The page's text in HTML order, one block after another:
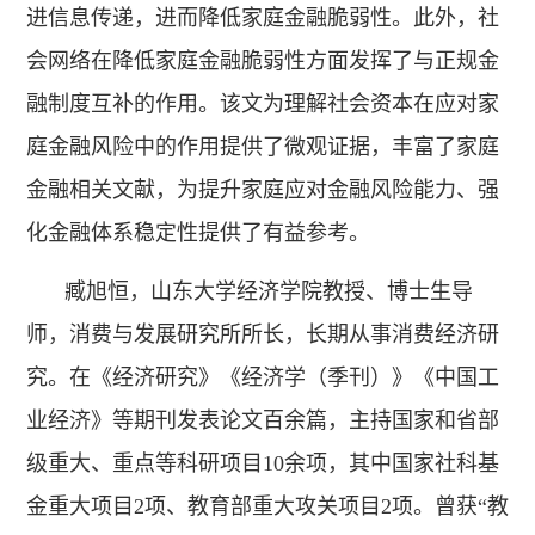
进信息传递，进而降低家庭金融脆弱性。此外，社
会网络在降低家庭金融脆弱性方面发挥了与正规金
融制度互补的作用。该文为理解社会资本在应对家
庭金融风险中的作用提供了微观证据，丰富了家庭
金融相关文献，为提升家庭应对金融风险能力、强
化金融体系稳定性提供了有益参考。
臧旭恒，山东大学经济学院教授、博士生导
师，消费与发展研究所所长，长期从事消费经济研
究。在《经济研究》《经济学（季刊）》《中国工
业经济》等期刊发表论文百余篇，主持国家和省部
级重大、重点等科研项目10余项，其中国家社科基
金重大项目2项、教育部重大攻关项目2项。曾获“教